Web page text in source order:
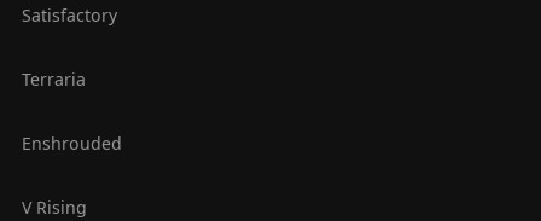
Satisfactory
Terraria
Enshrouded
V Rising